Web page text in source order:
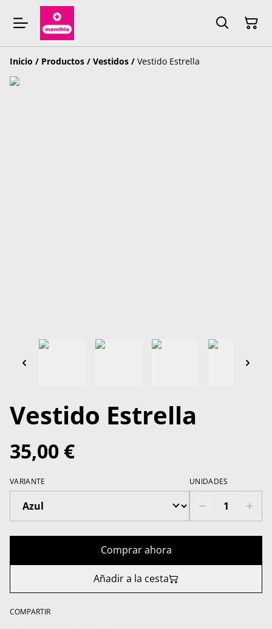
Inicio / Productos / Vestidos / Vestido Estrella
Vestido Estrella
35,00 €
VARIANTE UNIDADES
Comprar ahora
Añadir a la cesta
COMPARTIR